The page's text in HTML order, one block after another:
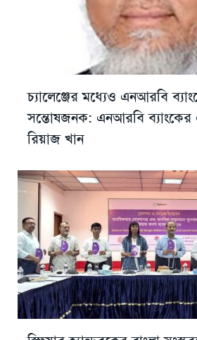
চ্যালেঞ্জের মধ্যেও এনআরবি
সন্তোষজনক: এনআরবি ব্যাংকের
রিয়াজ খান